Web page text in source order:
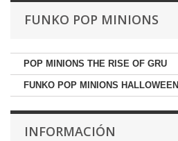
FUNKO POP MINIONS
POP MINIONS THE RISE OF GRU
FUNKO POP MINIONS HALLOWEEN
INFORMACIÓN